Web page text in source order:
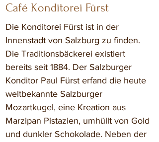
Café Konditorei Fürst
Die Konditorei Fürst ist in der
Innenstadt von Salzburg zu finden.
Die Traditionsbäckerei existiert
bereits seit 1884. Der Salzburger
Konditor Paul Fürst erfand die heute
weltbekannte Salzburger
Mozartkugel, eine Kreation aus
Marzipan Pistazien, umhüllt von Gold
und dunkler Schokolade. Neben der